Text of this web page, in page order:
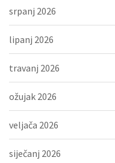
srpanj 2026
lipanj 2026
travanj 2026
ožujak 2026
veljača 2026
siječanj 2026